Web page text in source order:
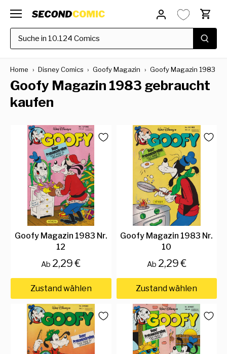
zum
Inhalt
Home › Disney Comics › Goofy Magazin › Goofy Magazin 1983
Goofy Magazin 1983 gebraucht
kaufen
Goofy Magazin 1983 Nr.
12
Ab 2,29 €
Zustand wählen
Goofy Magazin 1983 Nr.
10
Ab 2,29 €
Zustand wählen